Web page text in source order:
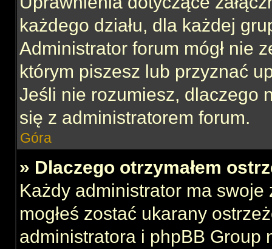
każdego działu, dla każdej
Administrator forum mógł nie
którym piszesz lub przyznać
Jeśli nie rozumiesz, dlaczego
się z administratorem forum.
Góra
» Dlaczego otrzymałem
Każdy administrator ma swoje
mogłeś zostać ukarany
administratora i phpBB Group